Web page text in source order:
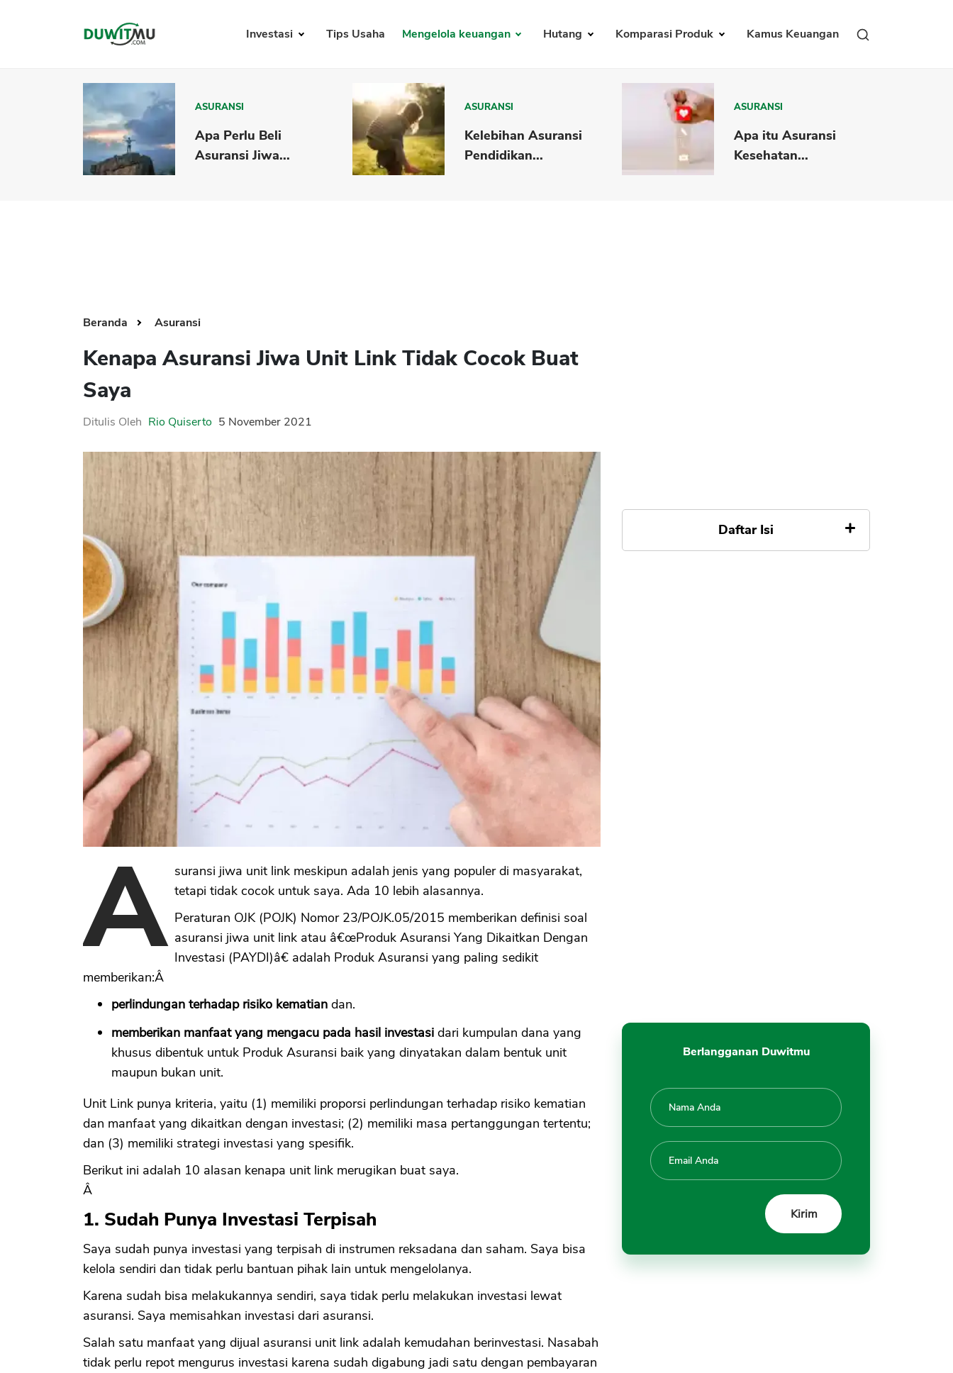
Investasi Tips Usaha Mengelola keuangan Hutang Komparasi Produk Kamus Keuangan
ASURANSI
Apa Perlu Beli
Asuransi Jiwa...
ASURANSI
Kelebihan Asuransi
Pendidikan...
ASURANSI
Apa itu Asuransi
Kesehatan...
Beranda Asuransi
Kenapa Asuransi Jiwa Unit Link Tidak Cocok Buat
Saya
Ditulis Oleh Rio Quiserto 5 November 2021
A suransi jiwa unit link meskipun adalah jenis yang populer di masyarakat,
tetapi tidak cocok untuk saya. Ada 10 lebih alasannya.
Peraturan OJK (POJK) Nomor 23/POJK.05/2015 memberikan definisi soal
asuransi jiwa unit link atau â€œProduk Asuransi Yang Dikaitkan Dengan
Investasi (PAYDI)â€ adalah Produk Asuransi yang paling sedikit
memberikan:Â
perlindungan terhadap risiko kematian dan.
memberikan manfaat yang mengacu pada hasil investasi dari kumpulan dana yang
khusus dibentuk untuk Produk Asuransi baik yang dinyatakan dalam bentuk unit
maupun bukan unit.
Unit Link punya kriteria, yaitu (1) memiliki proporsi perlindungan terhadap risiko kematian
dan manfaat yang dikaitkan dengan investasi; (2) memiliki masa pertanggungan tertentu;
dan (3) memiliki strategi investasi yang spesifik.
Berikut ini adalah 10 alasan kenapa unit link merugikan buat saya.
Â
1. Sudah Punya Investasi Terpisah
Saya sudah punya investasi yang terpisah di instrumen reksadana dan saham. Saya bisa
kelola sendiri dan tidak perlu bantuan pihak lain untuk mengelolanya.
Karena sudah bisa melakukannya sendiri, saya tidak perlu melakukan investasi lewat
asuransi. Saya memisahkan investasi dari asuransi.
Salah satu manfaat yang dijual asuransi unit link adalah kemudahan berinvestasi. Nasabah
tidak perlu repot mengurus investasi karena sudah digabung jadi satu dengan pembayaran
Daftar Isi
Berlangganan Duwitmu